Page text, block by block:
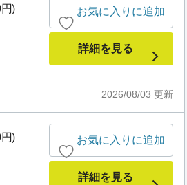
)
2026/08/03 更新
お気に入りに追加
詳細を見る
)
お気に入りに追加
詳細を見る